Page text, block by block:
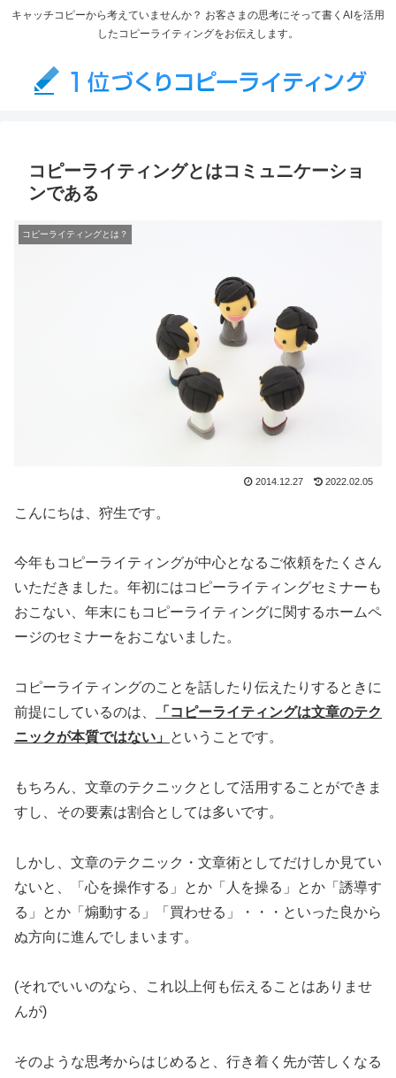
キャッチコピーから考えていませんか？ お客さまの思考にそって書くAIを活用
したコピーライティングをお伝えします。
コピーライティングとはコミュニケーショ
ンである
コピーライティングとは？
2014.12.27 2022.02.05
こんにちは、狩生です。
今年もコピーライティングが中心となるご依頼をたくさん
いただきました。年初にはコピーライティングセミナーも
おこない、年末にもコピーライティングに関するホームペ
ージのセミナーをおこないました。
コピーライティングのことを話したり伝えたりするときに
前提にしているのは、
「コピーライティングは文章のテク
ニックが本質ではない」
ということです。
もちろん、文章のテクニックとして活用することができま
すし、その要素は割合としては多いです。
しかし、文章のテクニック・文章術としてだけしか見てい
ないと、「心を操作する」とか「人を操る」とか「誘導す
る」とか「煽動する」「買わせる」・・・といった良から
ぬ方向に進んでしまいます。
(それでいいのなら、これ以上何も伝えることはありませ
んが)
そのような思考からはじめると、行き着く先が苦しくなる